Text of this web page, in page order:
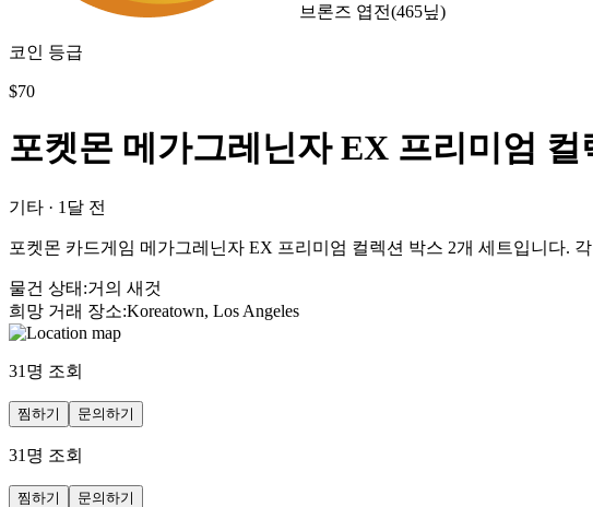
브론즈 엽전(465닢)
코인 등급
$70
포켓몬 메가그레닌자 EX 프리미엄 컬
기타 · 1달 전
포켓몬 카드게임 메가그레닌자 EX 프리미엄 컬렉션 박스 2개 세트입니다.
물건 상태 :거의 새것
희망 거래 장소:Koreatown, Los Angeles
31 명 조회
찜하기 문의하기
31 명 조회
찜하기 문의하기